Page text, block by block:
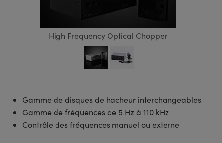
Optiques de SCHOTT
Microscopie Laser
Laser
: Optomécanique
de Microscopie
pour Objectifs d’Imagerie
: Test et Détection
de Série: Test et Détection
: Laboratoire ou
High Frequency Optical Chopper
Gamme de disques de hacheur interchangeables
Gamme de fréquences de 5 Hz à 110 kHz
Contrôle des fréquences manuel ou externe